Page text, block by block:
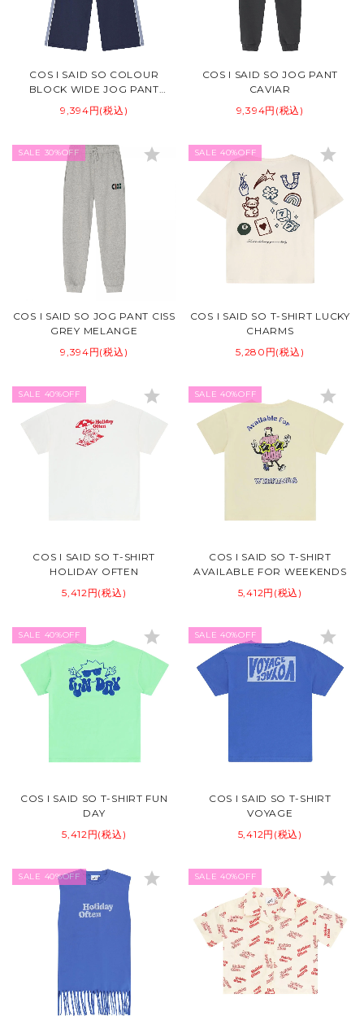
COS I SAID SO COLOUR
BLOCK WIDE JOG PANT
MARITIME
9,394円(税込)
COS I SAID SO JOG PANT
CAVIAR
9,394円(税込)
SALE 30%OFF
COS I SAID SO JOG PANT CISS
GREY MELANGE
9,394円(税込)
star SALE 40%OFF
COS I SAID SO T-SHIRT LUCKY
CHARMS
5,280円(税込)
star
SALE 40%OFF
COS I SAID SO T-SHIRT
HOLIDAY OFTEN
5,412円(税込)
star SALE 40%OFF
COS I SAID SO T-SHIRT
AVAILABLE FOR WEEKENDS
5,412円(税込)
star
SALE 40%OFF
COS I SAID SO T-SHIRT FUN
DAY
5,412円(税込)
star SALE 40%OFF
COS I SAID SO T-SHIRT
VOYAGE
5,412円(税込)
star
SALE 40%OFF star SALE 40%OFF star